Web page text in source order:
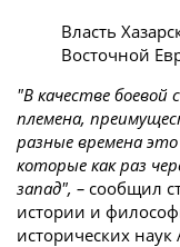
Власть
Восточной
"В качестве боевой
племена,
разные времена
которые как раз
запад", – сообщил
истории и
исторических